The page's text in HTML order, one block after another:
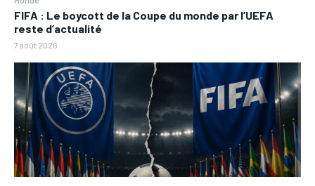
FIFA : Le boycott de la Coupe du monde par l’UEFA
reste d’actualité
7 août 2026